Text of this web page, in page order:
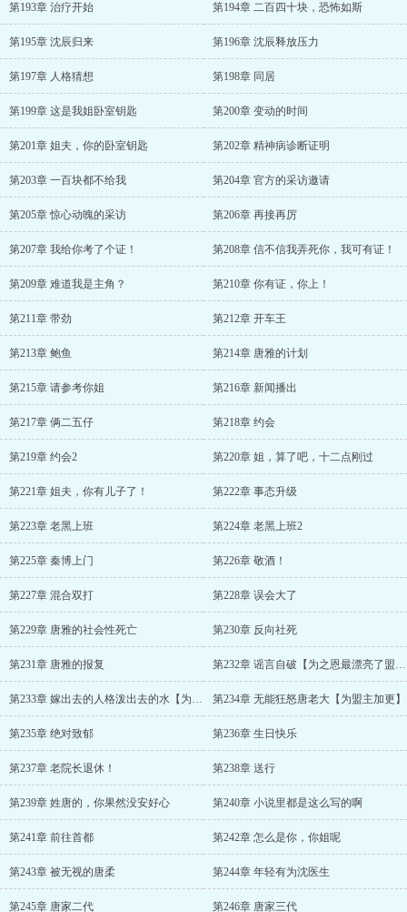
第193章 治疗开始 第194章 二百四十块，恐怖如斯
第195章 沈辰归来 第196章 沈辰释放压力
第197章 人格猜想 第198章 同居
第199章 这是我姐卧室钥匙 第200章 变动的时间
第201章 姐夫，你的卧室钥匙 第202章 精神病诊断证明
第203章 一百块都不给我 第204章 官方的采访邀请
第205章 惊心动魄的采访 第206章 再接再厉
第207章 我给你考了个证！ 第208章 信不信我弄死你，我可有证！
第209章 难道我是主角？ 第210章 你有证，你上！
第211章 带劲 第212章 开车王
第213章 鲍鱼 第214章 唐雅的计划
第215章 请参考你姐 第216章 新闻播出
第217章 俩二五仔 第218章 约会
第219章 约会2 第220章 姐，算了吧，十二点刚过
第221章 姐夫，你有儿子了！ 第222章 事态升级
第223章 老黑上班 第224章 老黑上班2
第225章 秦博上门 第226章 敬酒！
第227章 混合双打 第228章 误会大了
第229章 唐雅的社会性死亡 第230章 反向社死
第231章 唐雅的报复 第232章 谣言自破【为之恩最漂亮了盟主加更】
第233章 嫁出去的人格泼出去的水【为盟主加更】 第234章 无能狂怒唐老大【为盟主加更】
第235章 绝对致郁 第236章 生日快乐
第237章 老院长退休！ 第238章 送行
第239章 姓唐的，你果然没安好心 第240章 小说里都是这么写的啊
第241章 前往首都 第242章 怎么是你，你姐呢
第243章 被无视的唐柔 第244章 年轻有为沈医生
第245章 唐家二代 第246章 唐家三代